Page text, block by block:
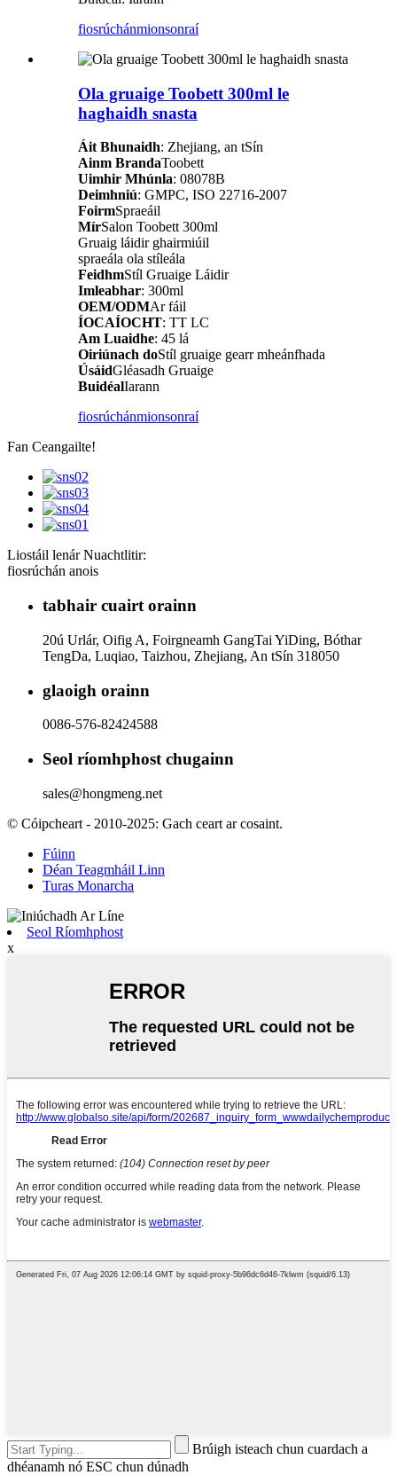
fiosrúchánmionsonraí
Ola gruaige Toobett 300ml le
haghaidh snasta
Áit Bhunaidh: Zhejiang, an tSín
Ainm BrandaToobett
Uimhir Mhúnla: 08078B
Deimhniú: GMPC, ISO 22716-2007
FoirmSpraeáil
MírSalon Toobett 300ml
Gruaig láidir ghairmiúil
spraeála ola stíleála
FeidhmStíl Gruaige Láidir
Imleabhar: 300ml
OEM/ODMAr fáil
ÍOCAÍOCHT: TT LC
Am Luaidhe: 45 lá
Oiriúnach doStíl gruaige gearr mheánfhada
ÚsáidGléasadh Gruaige
BuidéalIarann
fiosrúchánmionsonraí
Fan Ceangailte!
Liostáil lenár Nuachtlitir:
fiosrúchán anois
tabhair cuairt orainn
20ú Urlár, Oifig A, Foirgneamh GangTai YiDing, Bóthar
TengDa, Luqiao, Taizhou, Zhejiang, An tSín 318050
glaoigh orainn
0086-576-82424588
Seol ríomhphost chugainn
sales@hongmeng.net
© Cóipcheart - 2010-2025: Gach ceart ar cosaint.
Fúinn
Déan Teagmháil Linn
Turas Monarcha
Seol Ríomhphost
x
Brúigh isteach chun cuardach a
dhéanamh nó ESC chun dúnadh